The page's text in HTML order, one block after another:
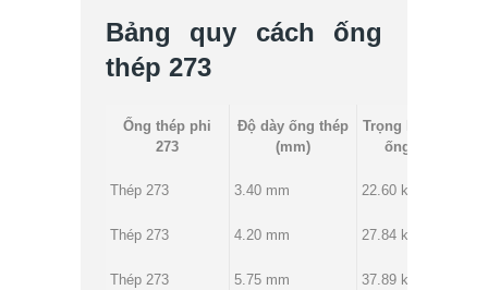
Bảng quy cách ống
thép 273
Ống thép phi
273
Độ dày ống thép
(mm)
Trọng lượng thép
ống (Kg/m)
Thép 273 3.40 mm 22.60 kg
Thép 273 4.20 mm 27.84 kg
Thép 273 5.75 mm 37.89 kg